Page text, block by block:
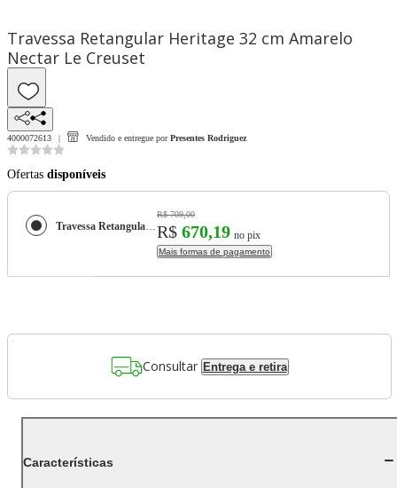
Travessa Retangular Heritage 32 cm Amarelo
Nectar Le Creuset
4000072613 Vendido e entregue por Presentes Rodriguez
Ofertas disponíveis
Travessa Retangular Heritage 32 cm Amarelo Nectar Le Creuset
R$ 709,00
R$ 670,19 no pix
Mais formas de pagamento
Consultar Entrega e retira
Características